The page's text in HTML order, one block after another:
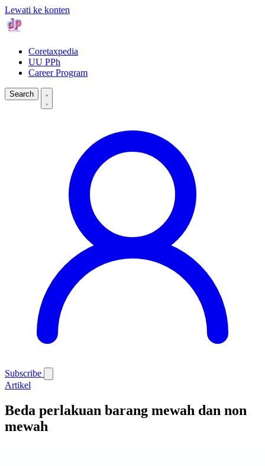
Lewati ke konten
Coretaxpedia
UU PPh
Career Program
Search
Subscribe
Artikel
Beda perlakuan barang mewah dan non
mewah